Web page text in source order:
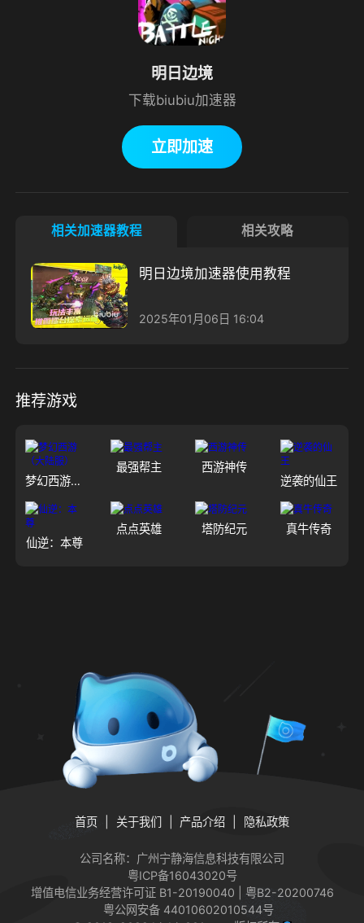
明日边境
下载biubiu加速器
立即加速
相关加速器教程 相关攻略
明日边境加速器使用教程
2025年01月06日 16:04
推荐游戏
梦幻西游（大陆服）
最强帮主
西游神传
逆袭的仙王
仙逆：本尊
点点英雄 塔防纪元 真牛传奇
首页 关于我们 产品介绍 隐私政策
公司名称：广州宁静海信息科技有限公司
粤ICP备16043020号
增值电信业务经营许可证 B1-20190040 | 粤B2-20200746
粤公网安备 44010602010544号